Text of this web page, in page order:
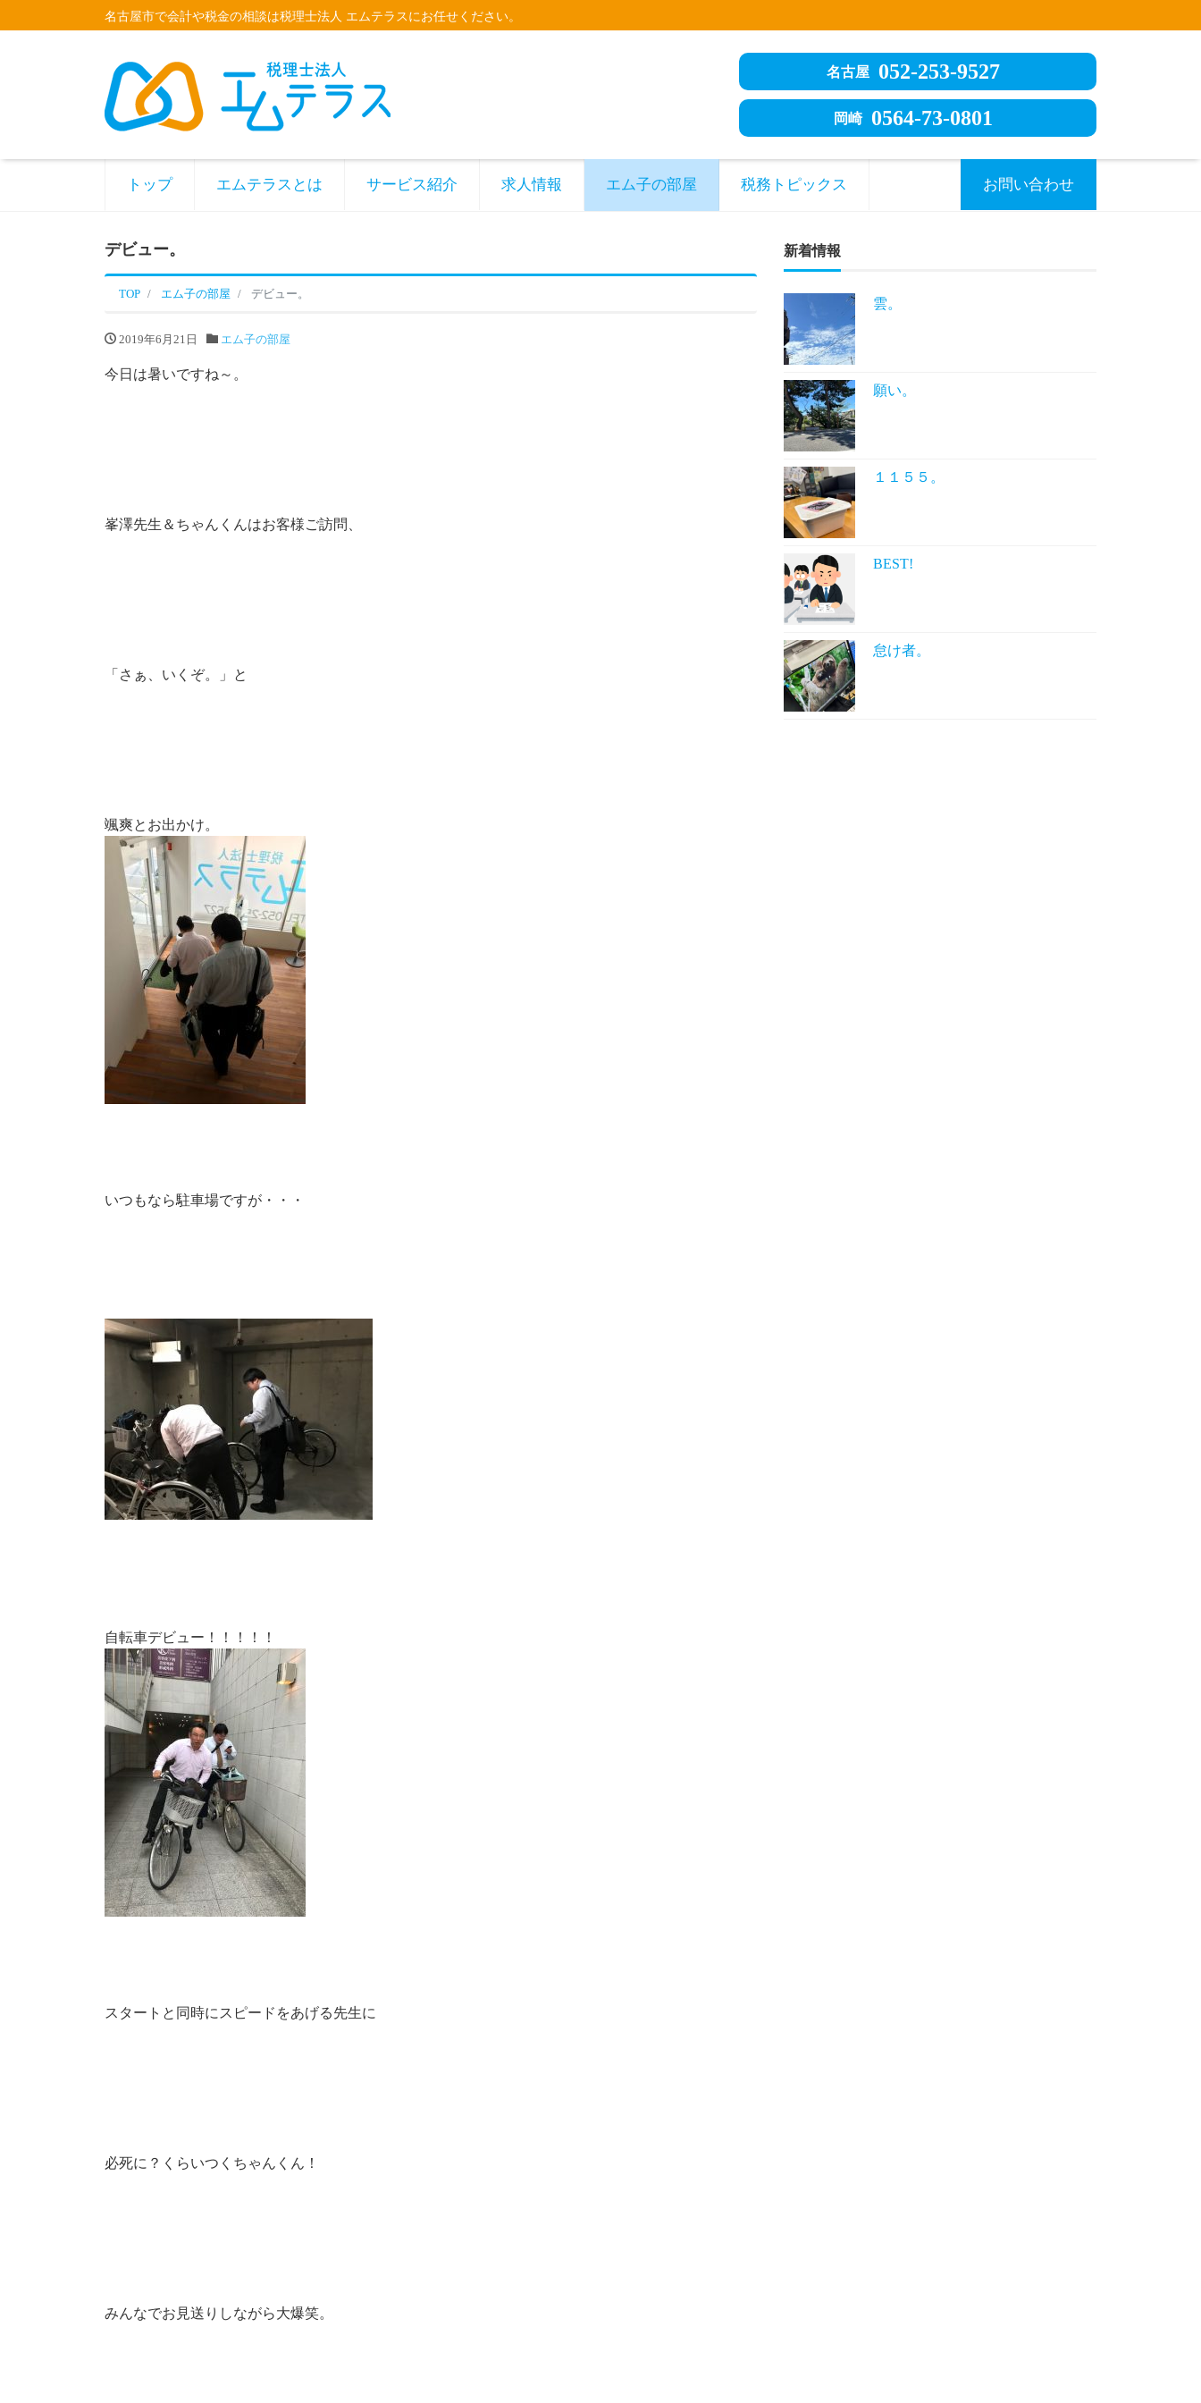
名古屋市で会計や税金の相談は税理士法人 エムテラスにお任せください。
名古屋 052-253-9527
岡崎 0564-73-0801
トップ エムテラスとは サービス紹介 求人情報 エム子の部屋 税務トピックス お問い合わせ
デビュー。
TOP エム子の部屋 デビュー。
2019年6月21日 エム子の部屋
今日は暑いですね～。
峯澤先生＆ちゃんくんはお客様ご訪問、
「さぁ、いくぞ。」と
颯爽とお出かけ。
いつもなら駐車場ですが・・・
自転車デビュー！！！！！
スタートと同時にスピードをあげる先生に
必死に？くらいつくちゃんくん！
みんなでお見送りしながら大爆笑。
新着情報
雲。
願い。
１１５５。
BEST!
怠け者。